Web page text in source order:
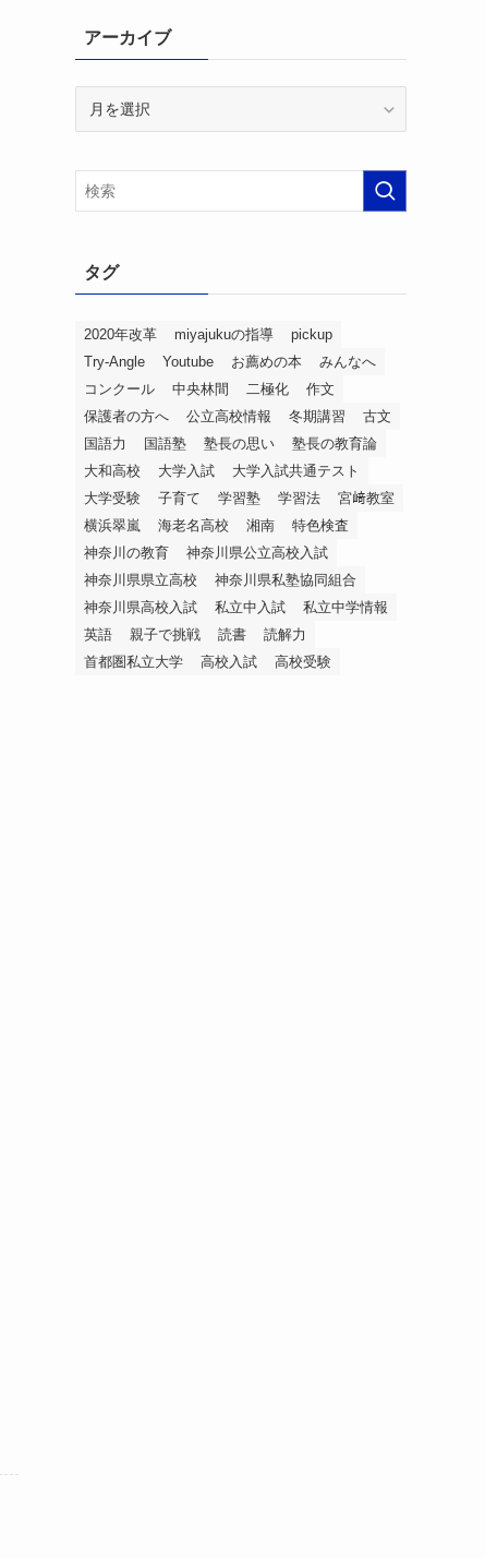
アーカイブ
イ
ブ
タグ
2020年改革 miyajukuの指導
pickup
Try-Angle
Youtube お薦めの本
みんなへ
コンクール
中央林間 二極化
作文
保護者の方へ
公立高校情報 冬期講習
古文
国語力
国語塾 塾長の思い
塾長の教育論
大和高校
大学入試
大学入試共通テスト
大学受験
子育て 学習塾 学習法
宮﨑教室
横浜翠嵐
海老名高校 湘南
特色検査
神奈川の教育
神奈川県公立高校入試
神奈川県県立高校
神奈川県私塾協同組合
神奈川県高校入試
私立中入試
私立中学情報
英語
親子で挑戦 読書
読解力
首都圏私立大学
高校入試 高校受験